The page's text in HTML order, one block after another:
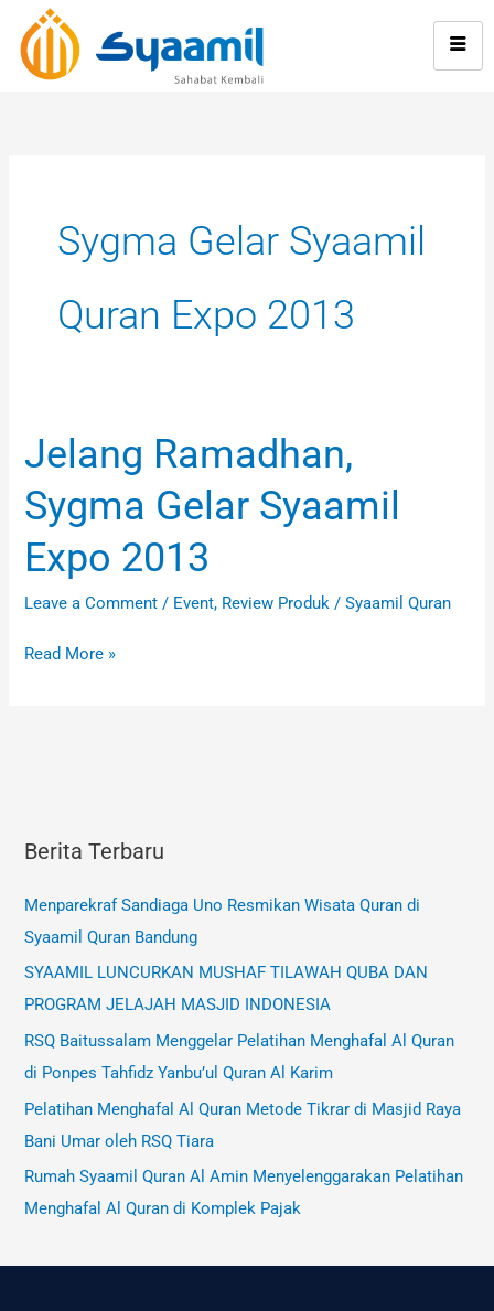
content
Sygma Gelar Syaamil
Quran Expo 2013
Jelang Ramadhan,
Sygma Gelar Syaamil
Expo 2013
Leave a Comment / Event, Review Produk /Syaamil Quran
Jelang
Ramadhan,
Sygma
Gelar
Syaamil
Read More »
Berita Terbaru
Menparekraf Sandiaga Uno Resmikan Wisata Quran di
Syaamil Quran Bandung
SYAAMIL LUNCURKAN MUSHAF TILAWAH QUBA DAN
PROGRAM JELAJAH MASJID INDONESIA
RSQ Baitussalam Menggelar Pelatihan Menghafal Al Quran
di Ponpes Tahfidz Yanbu’ul Quran Al Karim
Pelatihan Menghafal Al Quran Metode Tikrar di Masjid Raya
Bani Umar oleh RSQ Tiara
Rumah Syaamil Quran Al Amin Menyelenggarakan Pelatihan
Menghafal Al Quran di Komplek Pajak